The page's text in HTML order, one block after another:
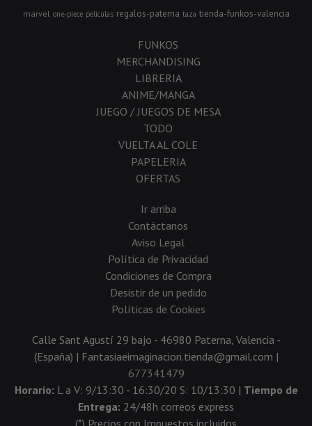
marvel one-piece peliculas regalos-paterna taza tienda-funkos-valencia
FUNKOS
MERCHANDISING
LIBRERIA
ANIME/MANGA
JUEGO / JUEGOS DE MESA
TODO
VUELTA AL COLE
PAPELERIA
OFERTAS
Ir arriba
Contáctanos
Aviso Legal
Política de Privacidad
Condiciones de Compra
Desistir de un pedido
Políticas de Cookies
Calle Sant Agustí 29 bajo - 46980 Paterna, Valencia -
(España) | Fantasiaeimaginacion.tienda@gmail.com |
677341479
Horario: L a V: 9/13:30 - 16:30/20 S: 10/13:30 | Tiempo de
Entrega: 24/48h correos express